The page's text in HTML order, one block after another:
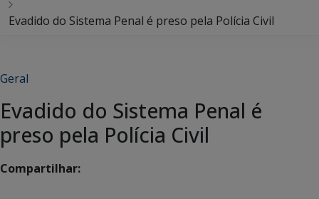
Evadido do Sistema Penal é preso pela Polícia Civil
Geral
Evadido do Sistema Penal é
preso pela Polícia Civil
Compartilhar: